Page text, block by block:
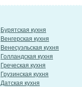
Бурятская кухня
Венгерская кухня
Венесуэльская кухня
Голландская кухня
Греческая кухня
Грузинская кухня
Датская кухня